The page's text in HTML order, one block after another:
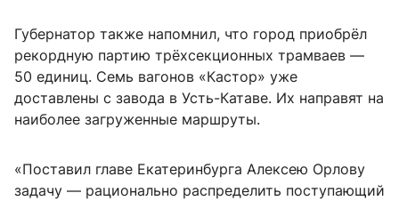
Губернатор также напомнил, что город приобрёл
рекордную партию трёхсекционных трамваев —
50 единиц. Семь вагонов «Кастор» уже
доставлены с завода в Усть-Катаве. Их направят на
наиболее загруженные маршруты.
«Поставил главе Екатеринбурга Алексею Орлову
задачу — рационально распределить поступающий